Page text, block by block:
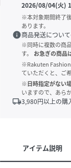
2026/08/04(火)
※本対象期間終了
あります。
info商品発送について
※同時に複数の商
す。
お急ぎの商品
※Rakuten Fashion
ていただくと、ご
※日時指定がない
いますので、あら
local_shipping3,980円以上の購
アイテム説明